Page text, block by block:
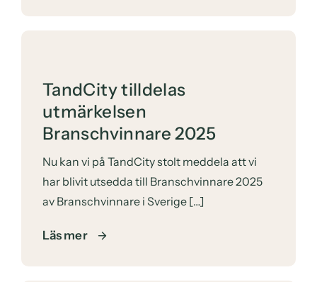
TandCity tilldelas
utmärkelsen
Branschvinnare 2025
Nu kan vi på TandCitystolt meddela att vi
har blivit utsedda till Branschvinnare 2025
av Branschvinnare i Sverige […]
Läs mer